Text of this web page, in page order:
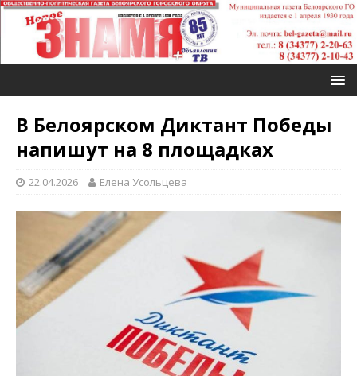
В Белоярском Диктант Победы
напишут на 8 площадках
22.04.2026 Елена Усольцева